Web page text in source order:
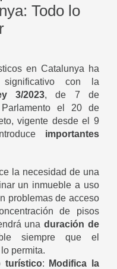
Todo lo
en Catalunya ha
significativo con la
3/2023, de 7 de
el 20 de
vigente desde el 9
importantes
la necesidad de una
un inmueble a uso
problemas de acceso
de pisos
unaduración de
siempre que el
permita.
turístico:
Modifica la